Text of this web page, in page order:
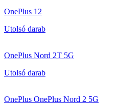
OnePlus 12
Utolsó darab
OnePlus Nord 2T 5G
Utolsó darab
OnePlus OnePlus Nord 2 5G